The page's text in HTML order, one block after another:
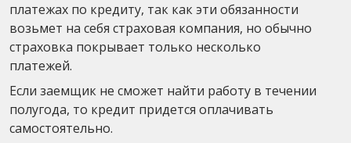
платежах по кредиту, так как эти обязанности
возьмет на себя страховая компания, но обычно
страховка покрывает только несколько
платежей.
Если заемщик не сможет найти работу в течении
полугода, то кредит придется оплачивать
самостоятельно.